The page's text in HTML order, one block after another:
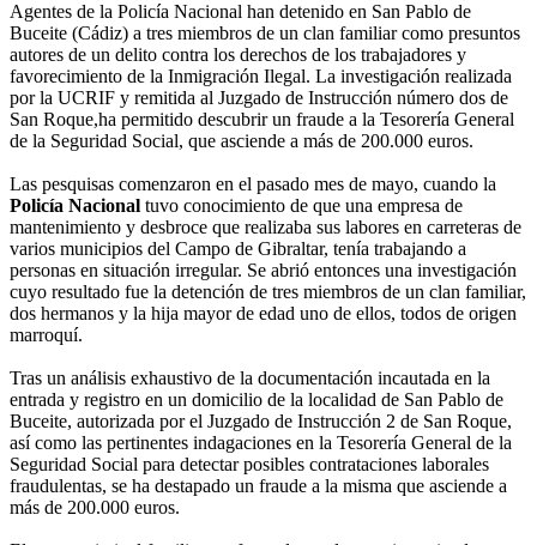
Agentes de la Policía Nacional han detenido en San Pablo de
Buceite (Cádiz) a tres miembros de un clan familiar como presuntos
autores de un delito contra los derechos de los trabajadores y
favorecimiento de la Inmigración Ilegal. La investigación realizada
por la UCRIF y remitida al Juzgado de Instrucción número dos de
San Roque,ha permitido descubrir un fraude a la Tesorería General
de la Seguridad Social, que asciende a más de 200.000 euros.
Las pesquisas comenzaron en el pasado mes de mayo, cuando la
Policía Nacional tuvo conocimiento de que una empresa de
mantenimiento y desbroce que realizaba sus labores en carreteras de
varios municipios del Campo de Gibraltar, tenía trabajando a
personas en situación irregular. Se abrió entonces una investigación
cuyo resultado fue la detención de tres miembros de un clan familiar,
dos hermanos y la hija mayor de edad uno de ellos, todos de origen
marroquí.
Tras un análisis exhaustivo de la documentación incautada en la
entrada y registro en un domicilio de la localidad de San Pablo de
Buceite, autorizada por el Juzgado de Instrucción 2 de San Roque,
así como las pertinentes indagaciones en la Tesorería General de la
Seguridad Social para detectar posibles contrataciones laborales
fraudulentas, se ha destapado un fraude a la misma que asciende a
más de 200.000 euros.